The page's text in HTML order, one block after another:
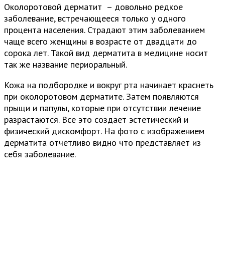
Околоротовой дерматит – довольно редкое
заболевание, встречающееся только у одного
процента населения. Страдают этим заболеванием
чаще всего женщины в возрасте от двадцати до
сорока лет. Такой вид дерматита в медицине носит
так же название периоральный.
Кожа на подбородке и вокруг рта начинает краснеть
при околоротовом дерматите. Затем появляются
прыщи и папулы, которые при отсутствии лечение
разрастаются. Все это создает эстетический и
физический дискомфорт. На фото с изображением
дерматита отчетливо видно что представляет из
себя заболевание.